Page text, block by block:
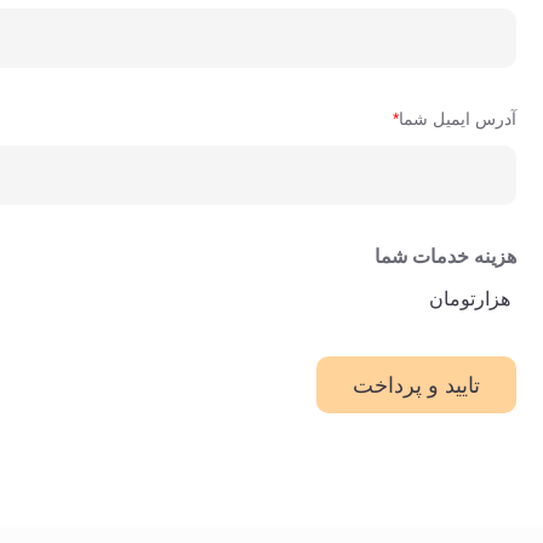
آدرس ایمیل شما*
هزینه خدمات شما
هزارتومان
تایید و پرداخت